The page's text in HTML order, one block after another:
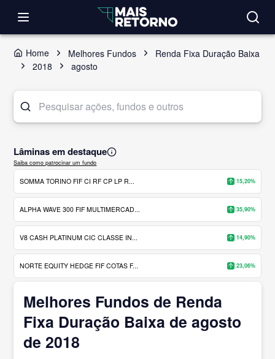
Home Melhores Fundos
Renda Fixa Duração Baixa
2018
agosto
Lâminas em destaque
Saiba como patrocinar um fundo
SOMMA TORINO FIF CI RF CP LP R... 15,20%
ALPHA WAVE 300 FIF MULTIMERCAD... 35,90%
V8 CASH PLATINUM CIC CLASSE IN... 14,90%
NORTE EQUITY HEDGE FIF COTAS F... 23,06%
Melhores Fundos de Renda
Fixa Duração Baixa de agosto
de 2018